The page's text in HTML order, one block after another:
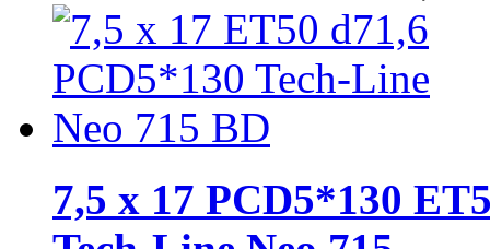
7,5 x 17 PCD5*130